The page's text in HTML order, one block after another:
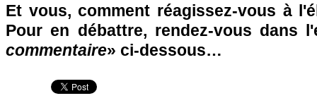
Et vous, comment réagissez-vous à
Pour en débattre, rendez-vous dans
commentaire» ci-dessous…